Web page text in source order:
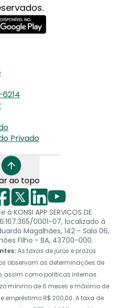
Privado
ao topo
KONSI APP SERVICOS DE
0001-07, localizado à
Magalhães, 142 - Sala 06,
Filho - BA, 43700-000.
As taxas de juros e prazos
observam as determinações de
assim como políticas internas.
mínimo de 6 meses e máximo de
empréstimo R$ 200,00. A taxa de